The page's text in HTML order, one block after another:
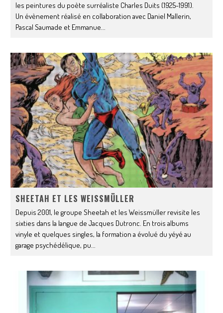
les peintures du poète surréaliste Charles Duits (1925-1991).
Un évènement réalisé en collaboration avec Daniel Mallerin,
Pascal Saumade et Emmanue...
SHEETAH ET LES WEISSMÜLLER
Depuis 2001, le groupe Sheetah et les Weissmüller revisite les
sixties dans la langue de Jacques Dutronc. En trois albums
vinyle et quelques singles, la formation a évolué du yéyé au
garage psychédélique, pu